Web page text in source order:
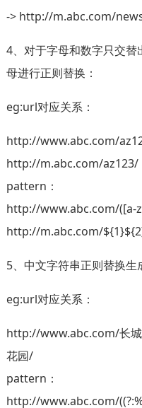
-> http://m.abc.com/
4、对于字母和数字只交
母进行正则替换：
eg:url对应关系：
http://www.abc.com/
http://m.abc.com/az123/
pattern：
http://www.abc.com/([a-
http://m.abc.com/
5、中文字符串正则替换生
eg:url对应关系：
http://www.abc.com/长
花园/
pattern：
http://www.abc.com/